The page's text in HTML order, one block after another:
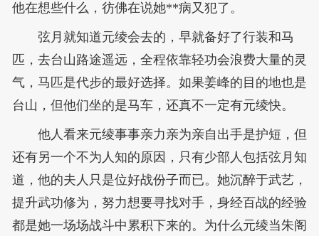
他在想些什么，彷佛在说她**病又犯了。
弦月就知道元绫会去的，早就备好了行装和马
匹，去台山路途遥远，全程依靠轻功会浪费大量的灵
气，马匹是代步的最好选择。如果姜峰的目的地也是
台山，但他们坐的是马车，还真不一定有元绫快。
他人看来元绫事事亲力亲为亲自出手是护短，但
还有另一个不为人知的原因，只有少部人包括弦月知
道，他的夫人只是位好战份子而已。她沉醉于武艺，
提升武功修为，努力想要寻找对手，身经百战的经验
都是她一场场战斗中累积下来的。为什么元绫当朱阁